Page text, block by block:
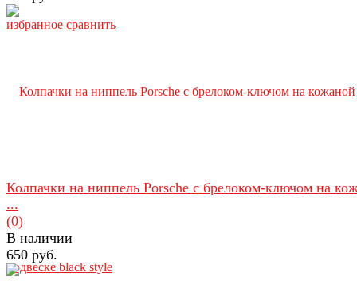
избранное сравнить
Колпачки на ниппель Porsche с брелоком-ключом на
...
(0)
В наличии
650 руб.